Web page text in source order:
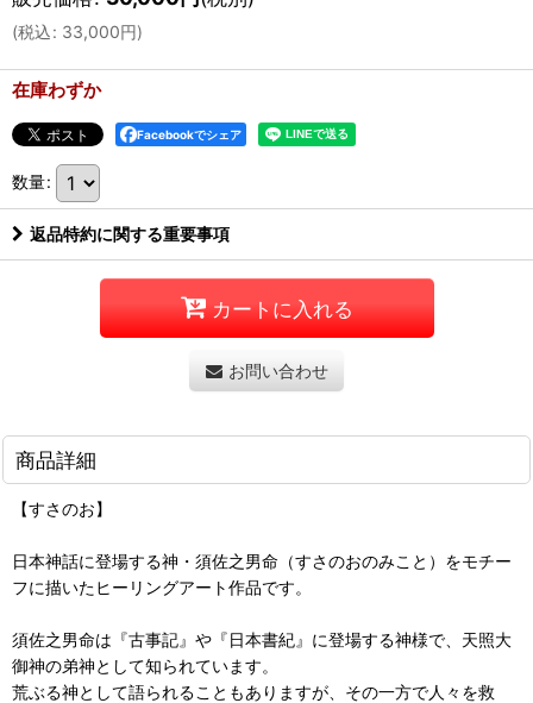
(税込: 33,000円)
在庫わずか
Facebookでシェア
数量:
返品特約に関する重要事項
カートに入れる
お問い合わせ
商品詳細
【すさのお】
日本神話に登場する神・須佐之男命（すさのおのみこと）をモチー
フに描いたヒーリングアート作品です。
須佐之男命は『古事記』や『日本書紀』に登場する神様で、天照大
御神の弟神として知られています。
荒ぶる神として語られることもありますが、その一方で人々を救